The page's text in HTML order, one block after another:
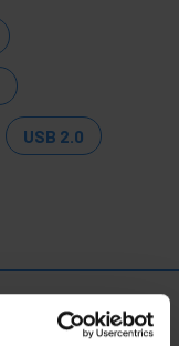
USB 2.0